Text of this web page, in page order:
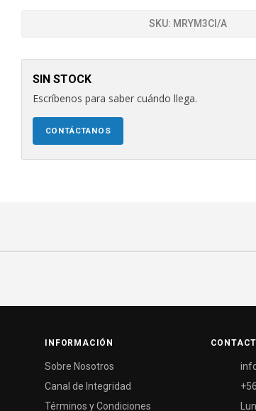
SKU: MRYM3CI/A
SIN STOCK
Escríbenos para saber cuándo llega.
CONTÁCTANOS
INFORMACIÓN
Sobre Nosotros
Canal de Integridad
Términos y Condiciones